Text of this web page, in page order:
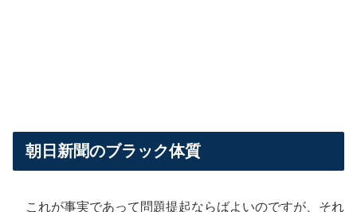
朝日新聞のブラック体質
これが事実であって問題提起ならばよいのですが、それ